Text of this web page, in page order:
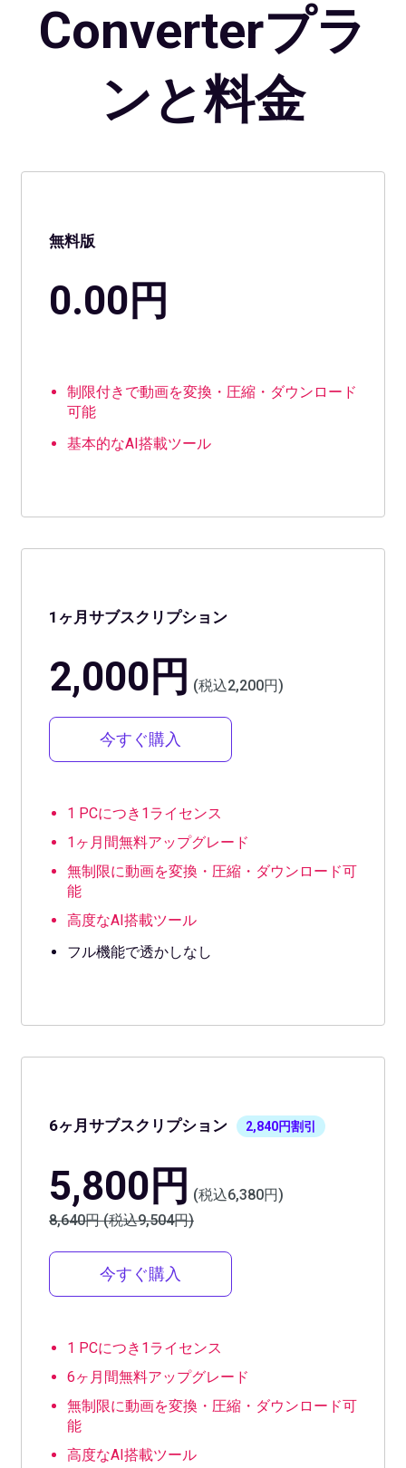
Converterプラ
ンと料金
無料版
0.00円
制限付きで動画を変換・圧縮・ダウンロード
可能
基本的なAI搭載ツール
1ヶ月サブスクリプション
2,000円 (税込2,200円)
今すぐ購入
1 PCにつき1ライセンス
1ヶ月間無料アップグレード
無制限に動画を変換・圧縮・ダウンロード可
能
高度なAI搭載ツール
フル機能で透かしなし
6ヶ月サブスクリプション 2,840円割引
5,800円
(税込6,380円)
8,640円 (税込9,504円)
今すぐ購入
1 PCにつき1ライセンス
6ヶ月間無料アップグレード
無制限に動画を変換・圧縮・ダウンロード可
能
高度なAI搭載ツール